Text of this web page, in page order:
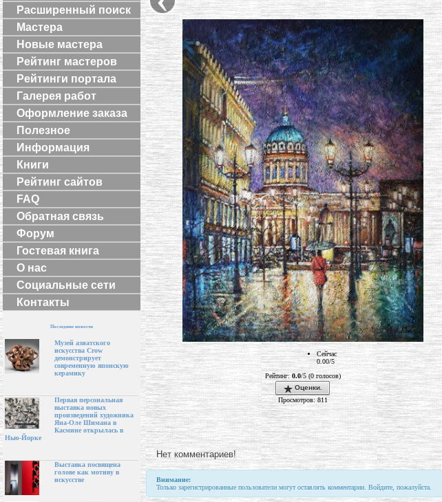
Расширенный поиск
Мастера
Новые мастера
Рейтинг мастеров
Рейтинги портала
Галерея работ
Оформление заказа
Полезное
Информация
Книги
Рейтинг сайтов
FAQ
Обратная связь
Форум
Гостевая книга
О нас
Социальные сети
Контакты
Последние новости
Музей азиатского
искусства Crow
демонстрирует
современную японскую
керамику
Первая персональная
выставка новых
произведений художника
Яна-Оле Шимана в
Касмине открылась в
Нью-Йорке
Выставка посвящена
голове как мотиву в
искусстве
Сейчас
0.00/5
Рейтинг:0.0/5 (0 голосов)
Оценки.
Просмотров: 811
Нет комментариев!
Внимание:
Только зарегистрированные пользователи могут оставлять комментарии. Войдите, пожалуйста.